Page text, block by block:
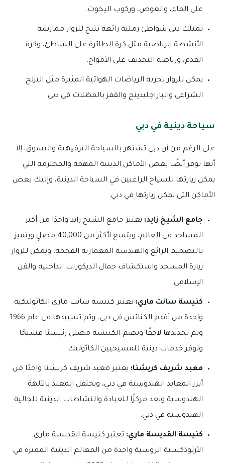
على الماء، والغوص، وركوب اليخوت.
تمتلك دبي شواطئ رملية رائعة تتيح للزوار ممارسة
الأنشطة الرياضية مثل كرة الطائرة على الشاطئ، وكرة
القدم، ورياضة التجديف على الأمواج.
يمكن للزوار تجربة الرياضات الهوائية المثيرة مثل التزلج
الشراعي والباراجليدينج والقفز بالمظلات في دبي.
سياحة دينية في دبي
على الرغم من أن دبي تشتهر بالسياحة الترفيهية والتسوق، إلا
أنها توفر أيضًا بعض الأماكن الدينية المهمة والمحترمة التي
يمكن زيارتها للسياح الراغبين في السياحة الدينية، وإليك بعض
الأماكن التي يمكن زيارتها في دبي:
جامع الشيخ زايد: يعتبر جامع الشيخ زايد واحدًا من أكبر
المساجد في العالم، ويتسع لأكثر من 40,000 مصلٍ ويتميز
بالتصميم الرائع والهندسة المعمارية الفخمة، ويمكن للزوار
زيارة المسجد واستكشاف جمال الديكورات الداخلية والفن
الإسلامي.
كنيسة سانت ماري: تعتبر كنيسة سانت ماري الكاثوليكية
واحدة من أقدم الكنائس في دبي، وتم تشييدها في عام 1966
وتم تجديدها لاحقًا وتضم الكنيسة مصلى رئيسيًا فسيحًا
وتوفر خدمات دينية للمسيحيين الكاثوليك.
معبد شريف كريشنا: يعتبر معبد شريف كريشنا واحدًا من
أبرز المعابد الهندوسية في دبي، ويحتفل المعبد بالآلهة
الهندوسية ويعد مركزًا للعبادة والنشاطات الدينية للجالية
الهندوسية في دبي.
كنيسة القديسة ماري: تعتبر كنيسة القديسة ماري
الأرثوذكسية الروسية واحدة من المعالم الدينية المميزة في